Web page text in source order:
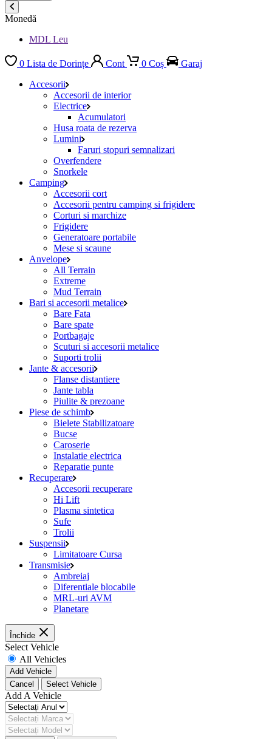
Monedă
MDL Leu
0 Lista de Dorințe Cont 0 Coș
Garaj
Accesorii
Accesorii de interior
Electrice
Acumulatori
Husa roata de rezerva
Lumini
Faruri stopuri semnalizari
Overfendere
Snorkele
Camping
Accesorii cort
Accesorii pentru camping si frigidere
Corturi si marchize
Frigidere
Generatoare portabile
Mese si scaune
Anvelope
All Terrain
Extreme
Mud Terrain
Bari si accesorii metalice
Bare Fata
Bare spate
Portbagaje
Scuturi si accesorii metalice
Suporti trolii
Jante & accesorii
Flanse distantiere
Jante tabla
Piulite & prezoane
Piese de schimb
Bielete Stabilizatoare
Bucse
Caroserie
Instalatie electrica
Reparatie punte
Recuperare
Accesorii recuperare
Hi Lift
Plasma sintetica
Sufe
Trolii
Suspensii
Limitatoare Cursa
Transmisie
Ambreiaj
Diferentiale blocabile
MRL-uri AVM
Planetare
Închide
Select Vehicle
All Vehicles
Add Vehicle
Cancel
Select Vehicle
Add A Vehicle